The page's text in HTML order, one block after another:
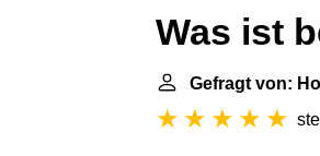
Was ist
Gefragt von: